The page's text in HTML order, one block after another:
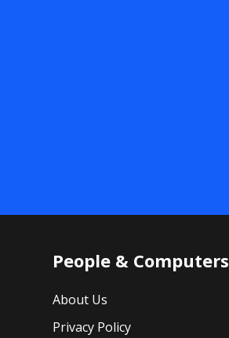
People & Computers
About Us
Privacy Policy